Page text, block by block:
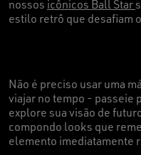
nossos icônicos Ball Star
estilo retrô que desafiam
Não é preciso usar uma
viajar no tempo - passeie
explore sua visão de
compondo looks que
elemento imediatamente